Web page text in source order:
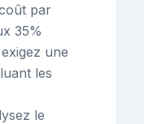
par
35%
une
les
le